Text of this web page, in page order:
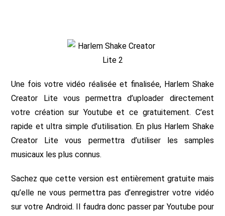
Une fois votre vidéo réalisée et finalisée, Harlem Shake
Creator Lite vous permettra d’uploader directement
votre création sur Youtube et ce gratuitement. C’est
rapide et ultra simple d’utilisation. En plus Harlem Shake
Creator Lite vous permettra d’utiliser les samples
musicaux les plus connus.
Sachez que cette version est entièrement gratuite mais
qu’elle ne vous permettra pas d’enregistrer votre vidéo
sur votre Android. Il faudra donc passer par Youtube pour